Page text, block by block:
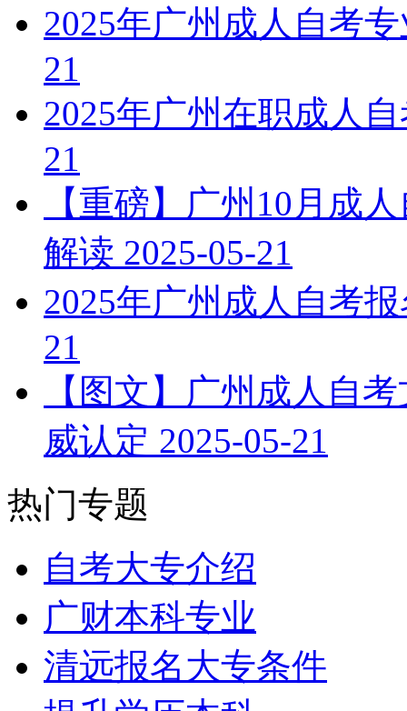
2025年广州成人自考
21
2025年广州在职成人
21
【重磅】广州10月成
解读 2025-05-21
2025年广州成人自考
21
【图文】广州成人自
威认定 2025-05-21
热门专题
自考大专介绍
广财本科专业
清远报名大专条件